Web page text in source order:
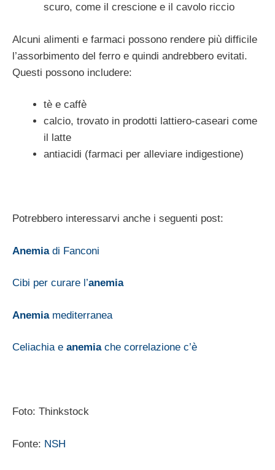
scuro, come il crescione e il cavolo riccio
Alcuni alimenti e farmaci possono rendere più difficile
l’assorbimento del ferro e quindi andrebbero evitati.
Questi possono includere:
tè e caffè
calcio, trovato in prodotti lattiero-caseari come
il latte
antiacidi (farmaci per alleviare indigestione)
Potrebbero interessarvi anche i seguenti post:
Anemiadi Fanconi
Cibi per curare l’anemia
Anemiamediterranea
Celiachia e anemiache correlazione c’è
Foto: Thinkstock
Fonte: NSH